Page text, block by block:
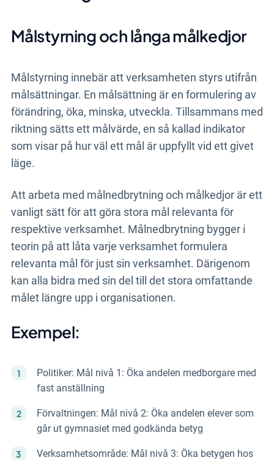
Målstyrning och långa målkedjor
Målstyrning innebär att verksamheten styrs utifrån
målsättningar. En målsättning är en formulering av
förändring, öka, minska, utveckla. Tillsammans med
riktning sätts ett målvärde, en så kallad indikator
som visar på hur väl ett mål är uppfyllt vid ett givet
läge.
Att arbeta med målnedbrytning och målkedjor är ett
vanligt sätt för att göra stora mål relevanta för
respektive verksamhet. Målnedbrytning bygger i
teorin på att låta varje verksamhet formulera
relevanta mål för just sin verksamhet. Därigenom
kan alla bidra med sin del till det stora omfattande
målet längre upp i organisationen.
Exempel:
Politiker: Mål nivå 1: Öka andelen medborgare med
fast anställning
Förvaltningen: Mål nivå 2: Öka andelen elever som
går ut gymnasiet med godkända betyg
Verksamhetsområde: Mål nivå 3: Öka betygen hos